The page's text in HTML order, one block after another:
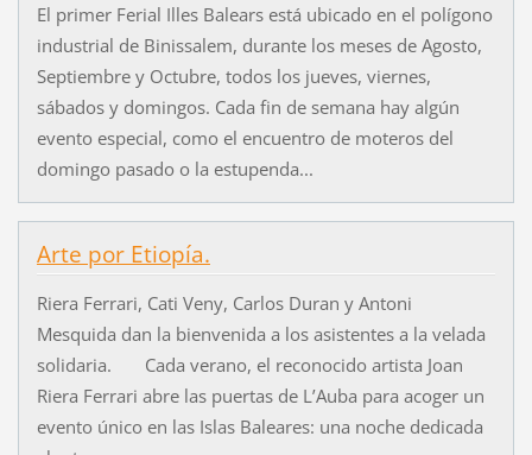
El primer Ferial Illes Balears está ubicado en el polígono
industrial de Binissalem, durante los meses de Agosto,
Septiembre y Octubre, todos los jueves, viernes,
sábados y domingos. Cada fin de semana hay algún
evento especial, como el encuentro de moteros del
domingo pasado o la estupenda...
Arte por Etiopía.
Riera Ferrari, Cati Veny, Carlos Duran y Antoni
Mesquida dan la bienvenida a los asistentes a la velada
solidaria. Cada verano, el reconocido artista Joan
Riera Ferrari abre las puertas de L’Auba para acoger un
evento único en las Islas Baleares: una noche dedicada